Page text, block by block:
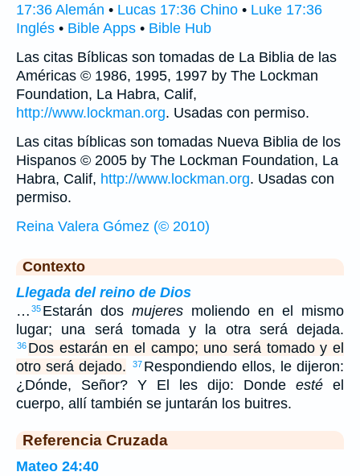
17:36 Alemán • Lucas 17:36 Chino • Luke 17:36
Inglés • Bible Apps • Bible Hub
Las citas Bíblicas son tomadas de La Biblia de las
Américas © 1986, 1995, 1997 by The Lockman
Foundation, La Habra, Calif,
http://www.lockman.org. Usadas con permiso.
Las citas bíblicas son tomadas Nueva Biblia de los
Hispanos © 2005 by The Lockman Foundation, La
Habra, Calif, http://www.lockman.org. Usadas con
permiso.
Reina Valera Gómez (© 2010)
Contexto
Llegada del reino de Dios
… 35 Estarán dos mujeres moliendo en el mismo
lugar; una será tomada y la otra será dejada.
36 Dos estarán en el campo; uno será tomado y el
otro será dejado.
37 Respondiendo ellos, le dijeron:
¿Dónde, Señor? Y El les dijo: Donde esté el
cuerpo, allí también se juntarán los buitres.
Referencia Cruzada
Mateo 24:40